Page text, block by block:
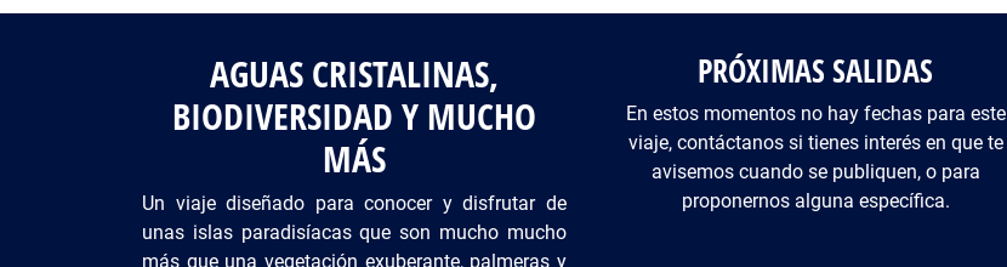
AGUAS CRISTALINAS,
BIODIVERSIDAD Y MUCHO
MÁS
Un viaje diseñado para conocer y disfrutar de
unas islas paradisíacas que son mucho mucho
más que una vegetación exuberante, palmeras y
PRÓXIMAS SALIDAS
En estos momentos no hay fechas para este
viaje, contáctanos si tienes interés en que te
avisemos cuando se publiquen, o para
proponernos alguna específica.